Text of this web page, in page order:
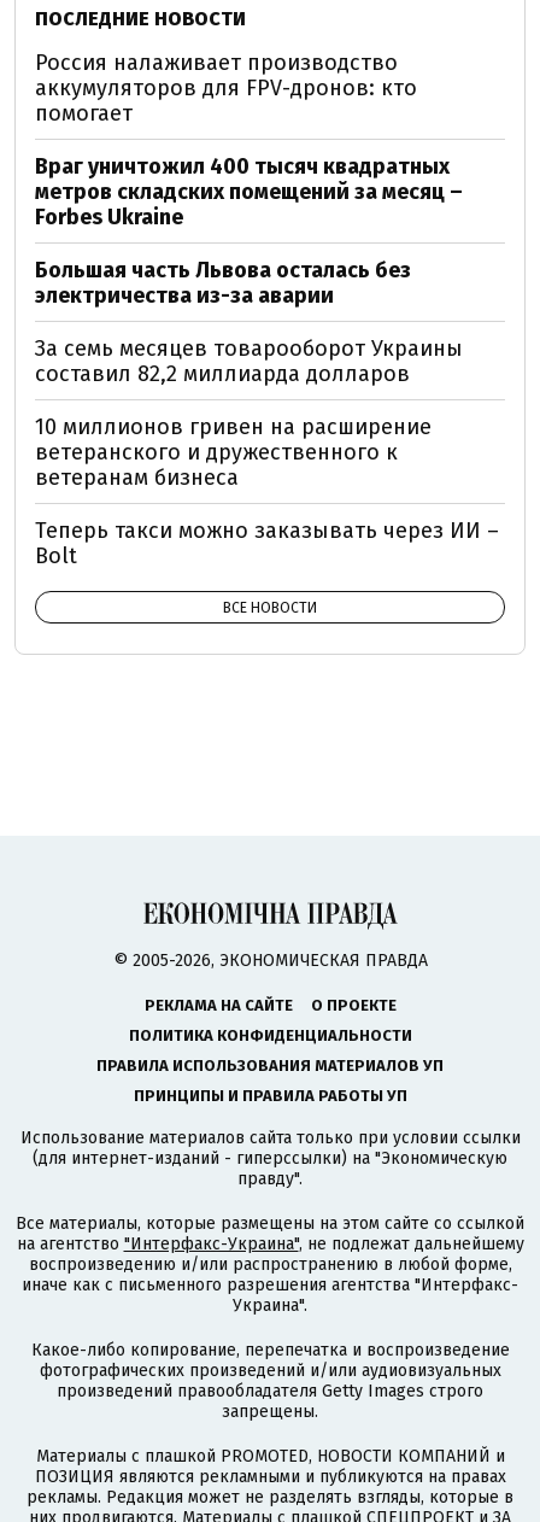
ПОСЛЕДНИЕ НОВОСТИ
Россия налаживает производство
аккумуляторов для FPV-дронов: кто
помогает
Враг уничтожил 400 тысяч квадратных
метров складских помещений за месяц –
Forbes Ukraine
Большая часть Львова осталась без
электричества из-за аварии
За семь месяцев товарооборот Украины
составил 82,2 миллиарда долларов
10 миллионов гривен на расширение
ветеранского и дружественного к
ветеранам бизнеса
Теперь такси можно заказывать через ИИ –
Bolt
ВСЕ НОВОСТИ
© 2005-2026, ЭКОНОМИЧЕСКАЯ ПРАВДА
РЕКЛАМА НА САЙТЕ
О ПРОЕКТЕ
ПОЛИТИКА КОНФИДЕНЦИАЛЬНОСТИ
ПРАВИЛА ИСПОЛЬЗОВАНИЯ МАТЕРИАЛОВ УП
ПРИНЦИПЫ И ПРАВИЛА РАБОТЫ УП
Использование материалов сайта только при условии ссылки
(для интернет-изданий - гиперссылки) на "Экономическую
правду".
Все материалы, которые размещены на этом сайте со ссылкой
на агентство "Интерфакс-Украина", не подлежат дальнейшему
воспроизведению и/или распространению в любой форме,
иначе как с письменного разрешения агентства "Интерфакс-
Украина".
Какое-либо копирование, перепечатка и воспроизведение
фотографических произведений и/или аудиовизуальных
произведений правообладателя Getty Images строго
запрещены.
Материалы с плашкой PROMOTED, НОВОСТИ КОМПАНИЙ и
ПОЗИЦИЯ являются рекламными и публикуются на правах
рекламы. Редакция может не разделять взгляды, которые в